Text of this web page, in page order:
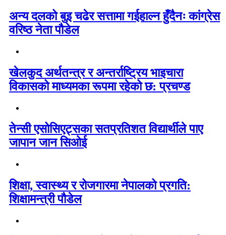
अन्य दलको बुइ चढेर सत्तामा गईहाल्न हुँदैनः कांग्रेस
वरिष्ठ नेता पौडेल
खेलकुद अर्थतन्त्र र अन्तर्राष्ट्रिय भाइचारा
विकासको माध्यमका रूपमा रहेको छ: प्रचण्ड
तेन्सी एसोसिएट्सका सतप्रतिशत विद्यार्थीले पाए
जापान जान सिओई
शिक्षा, स्वास्थ्य र रोजगारमा नेपालको प्रगति:
शिक्षामन्त्री पौडेल